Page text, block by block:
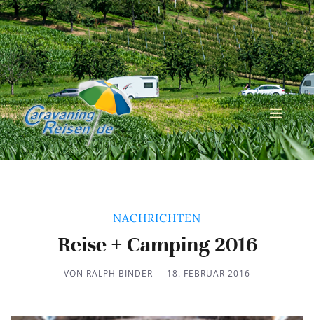
NACHRICHTEN
Reise + Camping 2016
VON RALPH BINDER 18. FEBRUAR 2016